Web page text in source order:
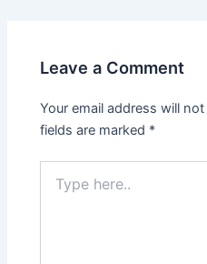
Leave a Comment
Your email address will
fields are marked *
here..